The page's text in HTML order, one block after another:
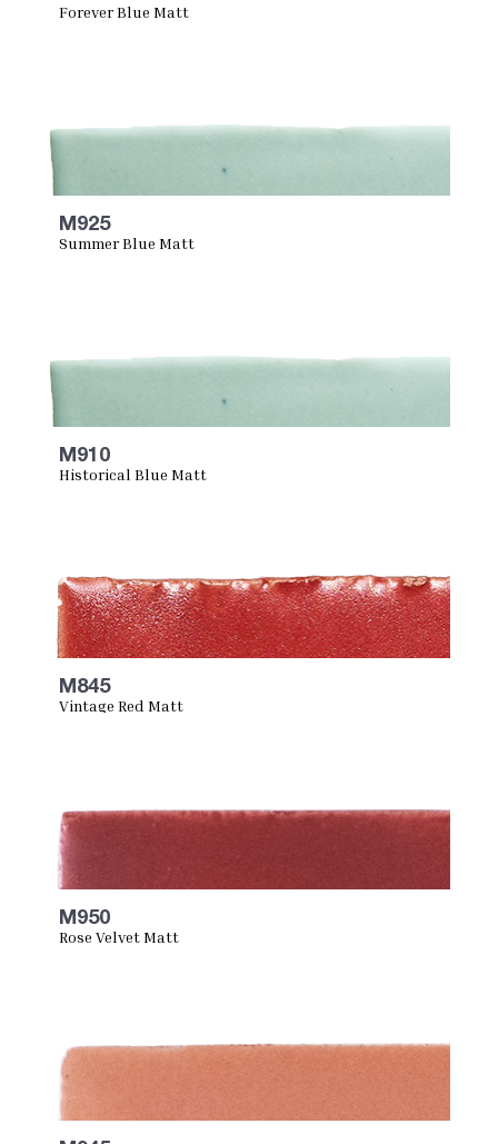
Forever Blue Matt
M925
Summer Blue Matt
M910
Historical Blue Matt
M845
Vintage Red Matt
M950
Rose Velvet Matt